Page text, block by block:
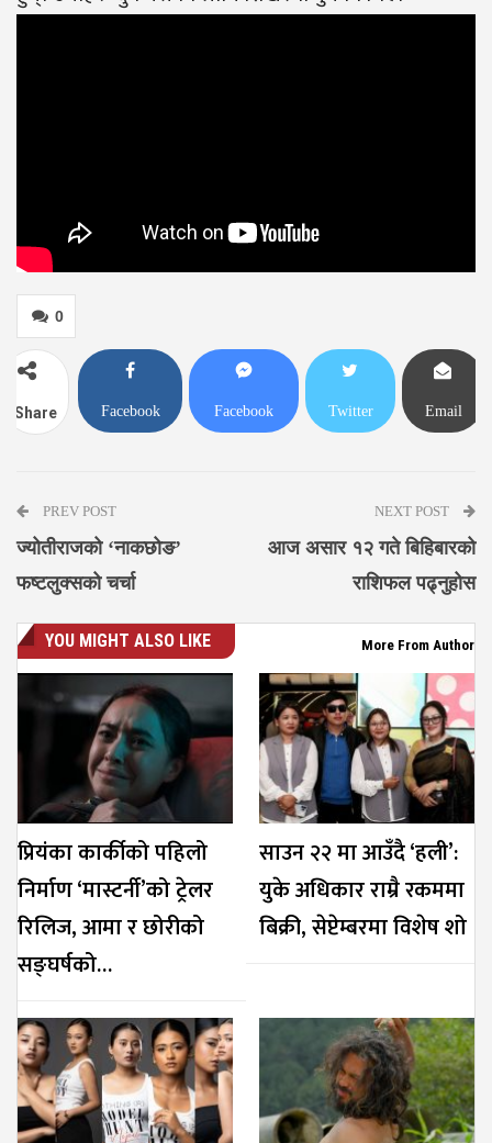
0
Share Facebook Facebook Twitter Email
PREV POST
ज्योतीराजको ‘नाकछोङ’
फष्टलुक्सको चर्चा
NEXT POST
आज असार १२ गते बिहिबारको
राशिफल पढ्नुहोस
YOU MIGHT ALSO LIKE More From Author
प्रियंका कार्कीको पहिलो
निर्माण ‘मास्टर्नी’को ट्रेलर
रिलिज, आमा र छोरीको
सङ्घर्षको…
साउन २२ मा आउँदै ‘हली’:
युके अधिकार राम्रै रकममा
बिक्री, सेप्टेम्बरमा विशेष शो